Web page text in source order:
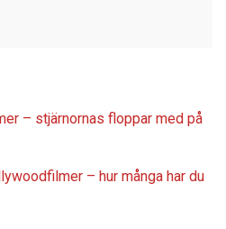
– stjärnornas floppar med på
– hur många har du